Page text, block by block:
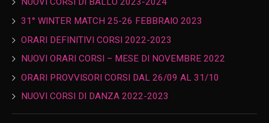
31° WINTER MATCH 25-26 FEBBRAIO 2023
ORARI DEFINITIVI CORSI 2022-2023
NUOVI ORARI CORSI – MESE DI NOVEMBRE 2022
ORARI PROVVISORI CORSI DAL 26/09 AL 31/10
NUOVI CORSI DI DANZA 2022-2023